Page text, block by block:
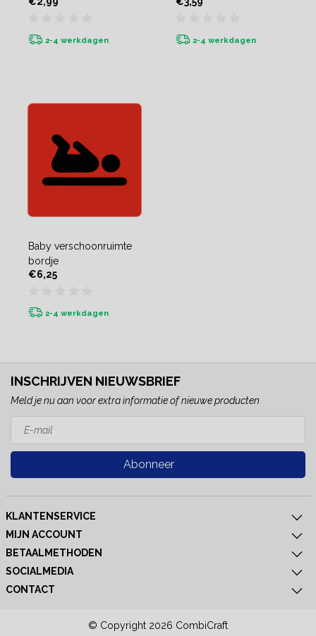
bordje Aluminium
2-4 werkdagen
verschoonruimte
2-4 werkdagen
Baby verschoonruimte
bordje
€6,25
2-4 werkdagen
INSCHRIJVEN NIEUWSBRIEF
Meld je nu aan voor extra informatie of nieuwe producten
Abonneer
KLANTENSERVICE
MIJN ACCOUNT
BETAALMETHODEN
SOCIALMEDIA
CONTACT
© Copyright 2026 CombiCraft